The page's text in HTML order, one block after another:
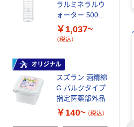
ラルミネラルウ
ォーター 500ml
キャップシール
付き／2Lラベル
￥1,037~
（税込）
オリジナル
スズラン 酒精綿
G バルクタイプ
指定医薬部外品
￥140~ （税込）